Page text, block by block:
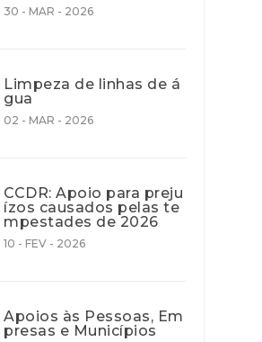
30 - MAR - 2026
Limpeza de linhas de á
gua
02 - MAR - 2026
CCDR: Apoio para preju
ízos causados pelas te
mpestades de 2026
10 - FEV - 2026
Apoios às Pessoas, Em
presas e Municípios